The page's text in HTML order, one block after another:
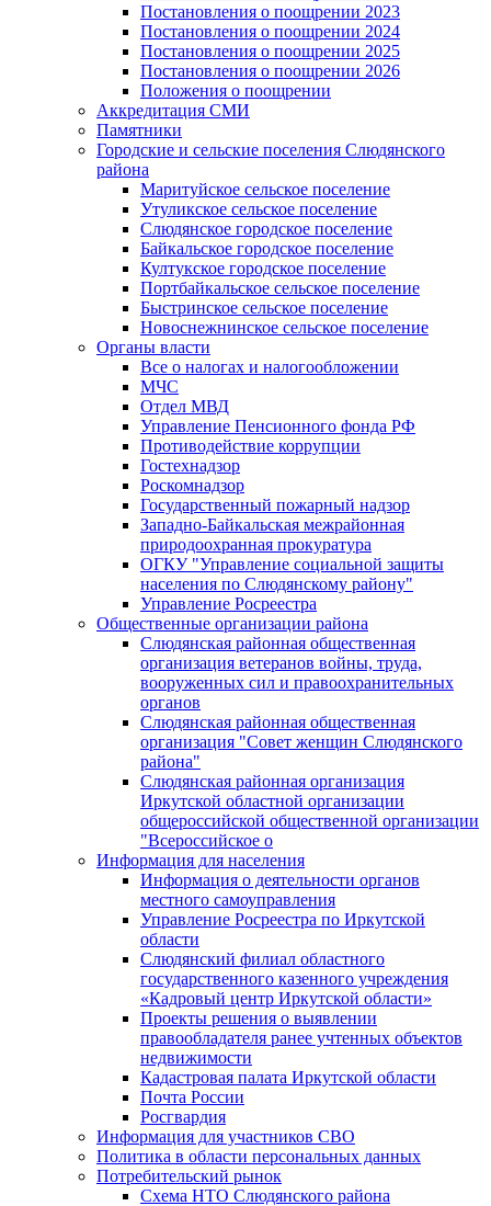
Постановления о поощрении 2023
Постановления о поощрении 2024
Постановления о поощрении 2025
Постановления о поощрении 2026
Положения о поощрении
Аккредитация СМИ
Памятники
Городские и сельские поселения Слюдянского
района
Маритуйское сельское поселение
Утуликское сельское поселение
Слюдянское городское поселение
Байкальское городское поселение
Култукское городское поселение
Портбайкальское сельское поселение
Быстринское сельское поселение
Новоснежнинское сельское поселение
Органы власти
Все о налогах и налогообложении
МЧС
Отдел МВД
Управление Пенсионного фонда РФ
Противодействие коррупции
Гостехнадзор
Роскомнадзор
Государственный пожарный надзор
Западно-Байкальская межрайонная
природоохранная прокуратура
ОГКУ "Управление социальной защиты
населения по Слюдянскому району"
Управление Росреестра
Общественные организации района
Слюдянская районная общественная
организация ветеранов войны, труда,
вооруженных сил и правоохранительных
органов
Слюдянская районная общественная
организация "Совет женщин Слюдянского
района"
Слюдянская районная организация
Иркутской областной организации
общероссийской общественной организации
"Всероссийское о
Информация для населения
Информация о деятельности органов
местного самоуправления
Управление Росреестра по Иркутской
области
Слюдянский филиал областного
государственного казенного учреждения
«Кадровый центр Иркутской области»
Проекты решения о выявлении
правообладателя ранее учтенных объектов
недвижимости
Кадастровая палата Иркутской области
Почта России
Росгвардия
Информация для участников СВО
Политика в области персональных данных
Потребительский рынок
Схема НТО Слюдянского района